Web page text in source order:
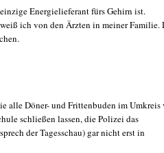
Energielieferant fürs Gehirn ist.
ich von den Ärzten in meiner Familie.
alle Döner- und Frittenbuden im Umkreis
schließen lassen, die Polizei das
der Tagesschau) gar nicht erst in